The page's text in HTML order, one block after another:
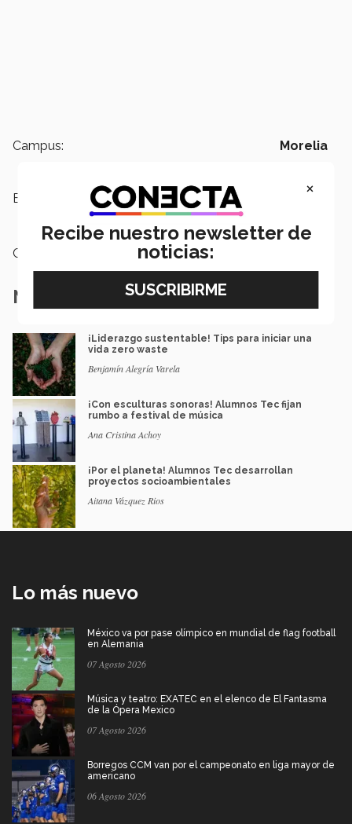
Campus: Morelia
Etiquetas: arte y cultura, Exposición,
Categoría:
Notas Relacionadas
¡Liderazgo sustentable! Tips para iniciar una
vida zero waste
Benjamín Alegría Varela
¡Con esculturas sonoras! Alumnos Tec fijan
rumbo a festival de música
Ana Cristina Achoy
¡Por el planeta! Alumnos Tec desarrollan
proyectos socioambientales
Aitana Vázquez Rios
Lo más nuevo
México va por pase olímpico en mundial de flag football
en Alemania
07 Agosto 2026
Música y teatro: EXATEC en el elenco de El Fantasma
de la Ópera Mexico
07 Agosto 2026
Borregos CCM van por el campeonato en liga mayor de
americano
06 Agosto 2026
×
Recibe nuestro newsletter de
noticias: